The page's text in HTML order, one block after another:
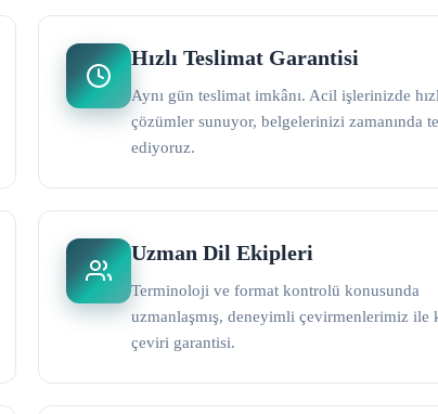
Hızlı Teslimat Garantisi
Aynı gün teslimat imkânı. Acil işlerinizde
çözümler sunuyor, belgelerinizi zamanında
ediyoruz.
Uzman Dil Ekipleri
Terminoloji ve format kontrolü konusunda
uzmanlaşmış, deneyimli çevirmenlerimiz ile
çeviri garantisi.